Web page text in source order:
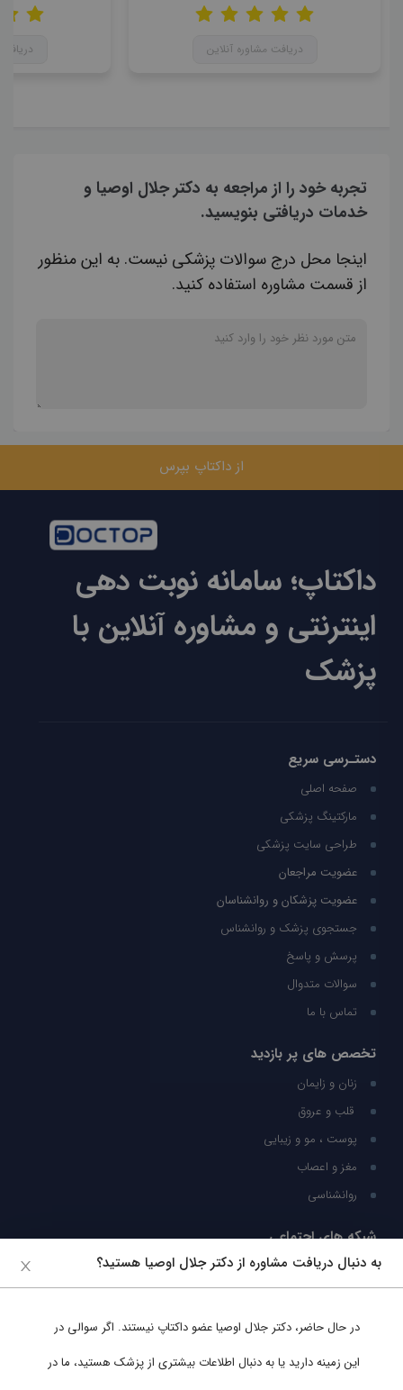
دریافت مشاوره آنلاین
تجربه خود را از مراجعه به دکتر جلال اوصیا و
خدمات دریافتی بنویسید.
اینجا محل درج سوالات پزشکی نیست. به این منظور
از قسمت مشاوره استفاده کنید.
از داکتاپ بپرس
داکتاپ؛ سامانه نوبت دهی
اینترنتی و مشاوره آنلاین با
پزشک
دستـرسی سریع
صفحه اصلی
مارکتینگ پزشکی
طراحی سایت پزشکی
عضویت مراجعان
عضویت پزشکان و روانشناسان
جستجوی پزشک و روانشناس
پرسش و پاسخ
سوالات متدوال
تماس با ما
تخصص های پر بازدید
زنان و زایمان
قلب و عروق
پوست ، مو و زیبایی
مغز و اعصاب
روانشناسی
شبکه های اجتماعی
ما را در شبکه های اجتماعی دنبال کنید
به دنبال دریافت مشاوره از دکتر جلال اوصیا هستید؟
در حال حاضر، دکتر جلال اوصیاعضو داکتاپ نیستند. اگر سوالی در
این زمینه دارید یا به دنبال اطلاعات بیشتری از پزشک هستید، ما در